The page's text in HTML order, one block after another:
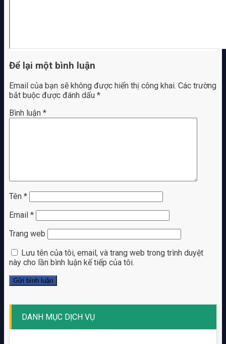
Để lại một bình luận
Email của bạn sẽ không được hiển thị công khai. Các trường
bắt buộc được đánh dấu *
Bình luận *
Tên *
Email *
Trang web
Lưu tên của tôi, email, và trang web trong trình duyệt
này cho lần bình luận kế tiếp của tôi.
DANH MỤC DỊCH VỤ